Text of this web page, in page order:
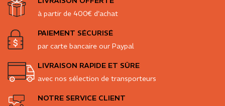
à partir de 400€ d'achat
PAIEMENT SÉCURISÉ
par carte bancaire our Paypal
LIVRAISON RAPIDE ET SÛRE
avec nos sélection de transporteurs
NOTRE SERVICE CLIENT